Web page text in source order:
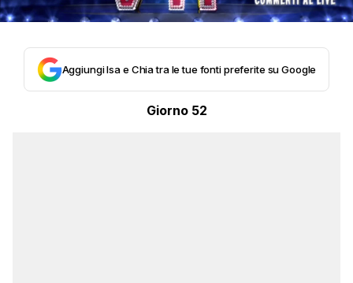
Aggiungi Isa e Chia tra le tue fonti preferite su Google
Giorno 52